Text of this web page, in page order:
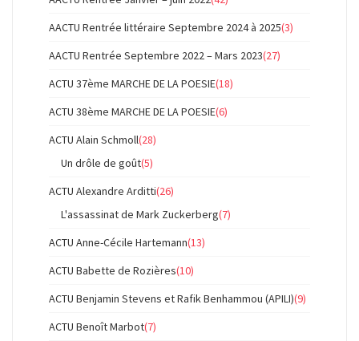
AACTU Rentrée littéraire Septembre 2024 à 2025(3)
AACTU Rentrée Septembre 2022 – Mars 2023(27)
ACTU 37ème MARCHE DE LA POESIE(18)
ACTU 38ème MARCHE DE LA POESIE(6)
ACTU Alain Schmoll(28)
Un drôle de goût(5)
ACTU Alexandre Arditti(26)
L'assassinat de Mark Zuckerberg(7)
ACTU Anne-Cécile Hartemann(13)
ACTU Babette de Rozières(10)
ACTU Benjamin Stevens et Rafik Benhammou (APILI)(9)
ACTU Benoît Marbot(7)